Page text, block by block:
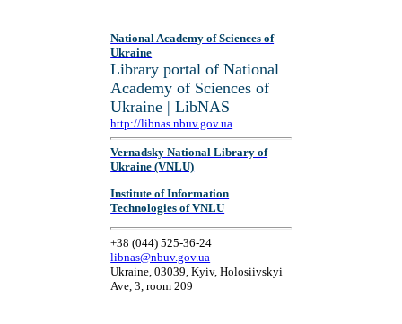
National Academy of Sciences of
Ukraine
Library portal of National
Academy of Sciences of
Ukraine | LibNAS
http://libnas.nbuv.gov.ua
Vernadsky National Library of
Ukraine (VNLU)
Institute of Information
Technologies of VNLU
+38 (044) 525-36-24
libnas@nbuv.gov.ua
Ukraine, 03039, Kyiv, Holosiivskyi
Ave, 3, room 209